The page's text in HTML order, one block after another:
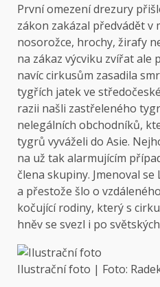
První omezení drezury
zákon zakázal předvádět v
nosorožce, hrochy, žirafy
na zákaz výcviku zvířat ale
navíc cirkusům zasadila
tygřích jatek ve
razii našli zastřeleného
nelegálních obchodníků,
tygrů vyváželi do Asie.
na už tak alarmujícím
člena skupiny. Jmenoval
a přestože šlo o
kočující rodiny, který s
hněv se svezl i po
Ilustrační foto | Foto: